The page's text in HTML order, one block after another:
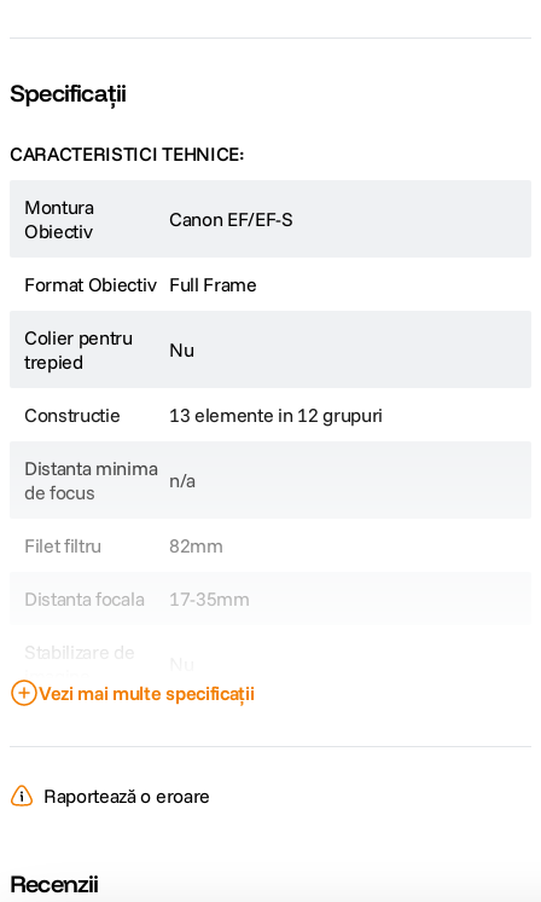
Specificații
CARACTERISTICI TEHNICE:
Montura
Obiectiv
Canon EF/EF-S
Format Obiectiv Full Frame
Colier pentru
trepied
Nu
Constructie 13 elemente in 12 grupuri
Distanta minima
de focus
n/a
Filet filtru 82mm
Distanta focala 17-35mm
Stabilizare de
imagine
Obiectiv Fix /
Zoom
Zoom
Vezi mai multe specificații
Raportează o eroare
Recenzii